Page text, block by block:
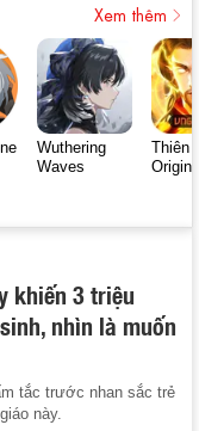
Xem thêm
Wuthering
Waves
Thiên
Origin
khiến 3 triệu
nhìn là muốn
tắc trước nhan sắc trẻ
này.